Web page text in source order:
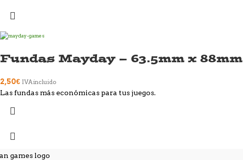
Fundas Mayday – 63.5mm x 88mm
2,50€ IVA incluido
Las fundas más económicas para tus juegos.